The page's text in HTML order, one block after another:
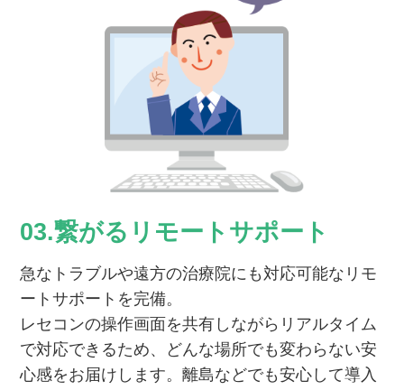
03.繋がるリモートサポート
急なトラブルや遠方の治療院にも対応可能なリモ
ートサポートを完備。
レセコンの操作画面を共有しながらリアルタイム
で対応できるため、どんな場所でも変わらない安
心感をお届けします。離島などでも安心して導入